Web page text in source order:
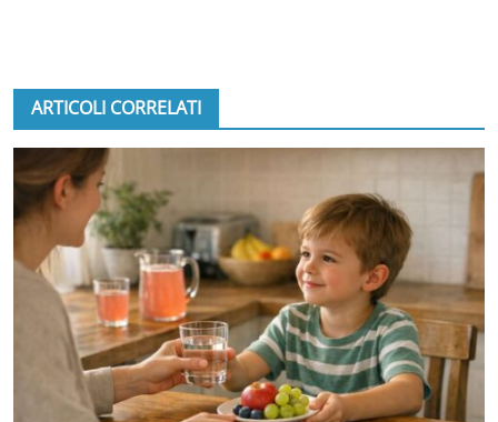
ARTICOLI CORRELATI